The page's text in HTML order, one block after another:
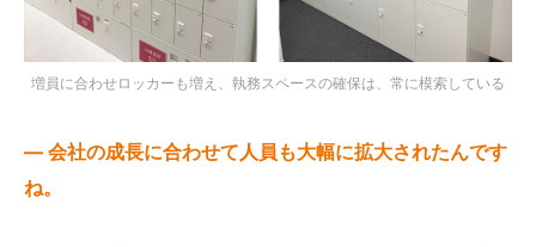
増員に合わせロッカーも増え、執務スペースの確保は、常に模索している
— 会社の成長に合わせて人員も大幅に拡大されたんです
ね。